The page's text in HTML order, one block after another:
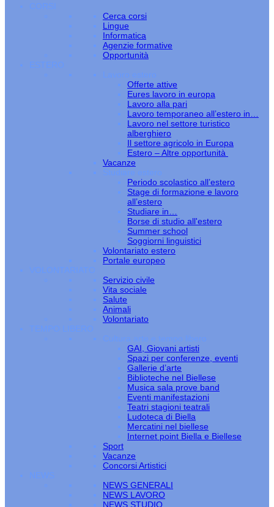
CORSI
Cerca corsi
Lingue
Informatica
Agenzie formative
Opportunità
ESTERO
Lavoro estero
Offerte attive
Eures lavoro in europa
Lavoro alla pari
Lavoro temporaneo all’estero in…
Lavoro nel settore turistico
alberghiero
Il settore agricolo in Europa
Estero – Altre opportunità
Vacanze
Studiare estero
Periodo scolastico all’estero
Stage di formazione e lavoro
all’estero
Studiare in…
Borse di studio all'estero
Summer school
Soggiorni linguistici
Volontariato estero
Portale europeo
VOLONTARIATO
Servizio civile
Vita sociale
Salute
Animali
Volontariato
TEMPO LIBERO
Cultura arte e tempo libero
GAI, Giovani artisti
Spazi per conferenze, eventi
Gallerie d’arte
Biblioteche nel Biellese
Musica sala prove band
Eventi manifestazioni
Teatri stagioni teatrali
Ludoteca di Biella
Mercatini nel biellese
Internet point Biella e Biellese
Sport
Vacanze
Concorsi Artistici
NEWS
NEWS GENERALI
NEWS LAVORO
NEWS STUDIO